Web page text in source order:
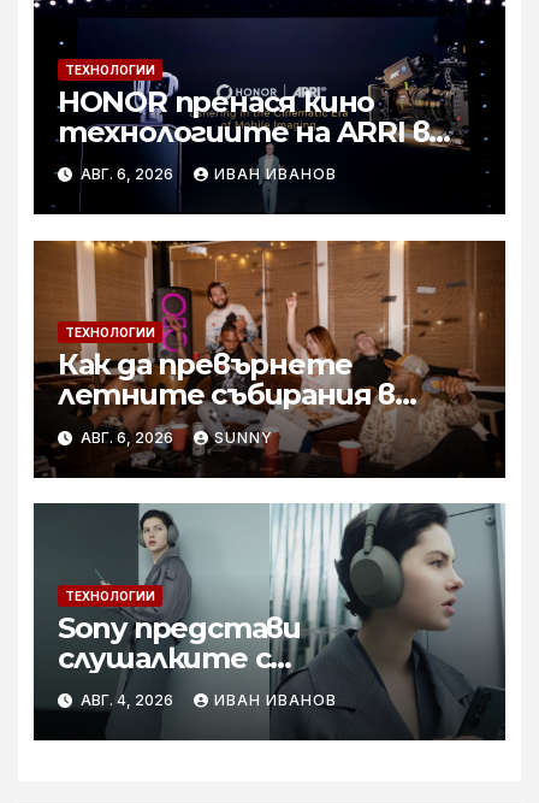
ТЕХНОЛОГИИ
HONOR пренася кино
технологиите на ARRI в
мобилното творчество на
събитието Imaging
Technology Launch
АВГ. 6, 2026 ИВАН ИВАНОВ
ТЕХНОЛОГИИ
Как да превърнете
летните събирания в
купон с караоке система
АВГ. 6, 2026 SUNNY
ТЕХНОЛОГИИ
Sony представи
слушалките с
шумопотискане WH-
1000XM6 в нов цвят „Olive
Gray“
АВГ. 4, 2026 ИВАН ИВАНОВ